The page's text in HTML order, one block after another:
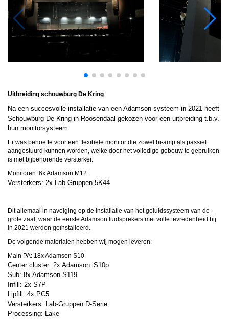
Uitbreiding schouwburg De Kring
Na een succesvolle installatie van een Adamson systeem in 2021 heeft
Schouwburg De Kring in Roosendaal gekozen voor een uitbreiding t.b.v.
hun monitorsysteem.
Er was behoefte voor een flexibele monitor die zowel bi-amp als passief
aangestuurd kunnen worden, welke door het volledige gebouw te gebruiken
is met bijbehorende versterker.
Monitoren: 6x Adamson M12
Versterkers: 2x Lab-Gruppen 5K44
Dit allemaal in navolging op de installatie van het geluidssysteem van de
grote zaal, waar de eerste Adamson luidsprekers met volle tevredenheid bij
in 2021 werden geïnstalleerd.
De volgende materialen hebben wij mogen leveren:
Main PA: 18x Adamson S10
Center cluster: 2x Adamson iS10p
Sub: 8x Adamson S119
Infill: 2x S7P
Lipfill: 4x PC5
Versterkers: Lab-Gruppen D-Serie
Processing: Lake